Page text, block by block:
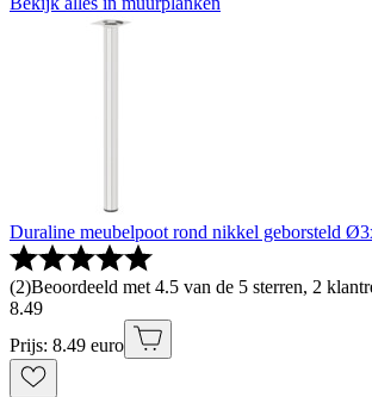
Duraline meubelpoot rond nikkel geborsteld
(2)Beoordeeld met 4.5 van de 5 sterren, 2
8.49
Prijs: 8.49 euro